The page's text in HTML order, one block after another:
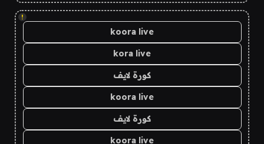
!
koora live
kora live
كورة لايف
koora live
كورة لايف
koora live